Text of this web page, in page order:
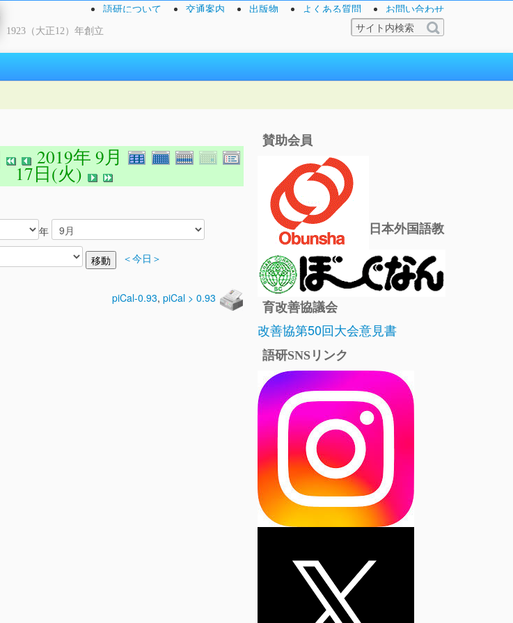
1923（大正12）年創立
語研について 交通案内 出版物 よくある質問 お問い合わせ
2019年 9月
17日(火)
年
＜今日＞
piCal-0.93, piCal > 0.93
賛助会員
日本外国語教
育改善協議会
改善協第50回大会意見書
語研SNSリンク